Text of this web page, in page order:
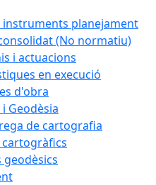
instruments planejament
(No normatiu)
i actuacions
en execució
d'obra
Geodèsia
de cartografia
geodèsics